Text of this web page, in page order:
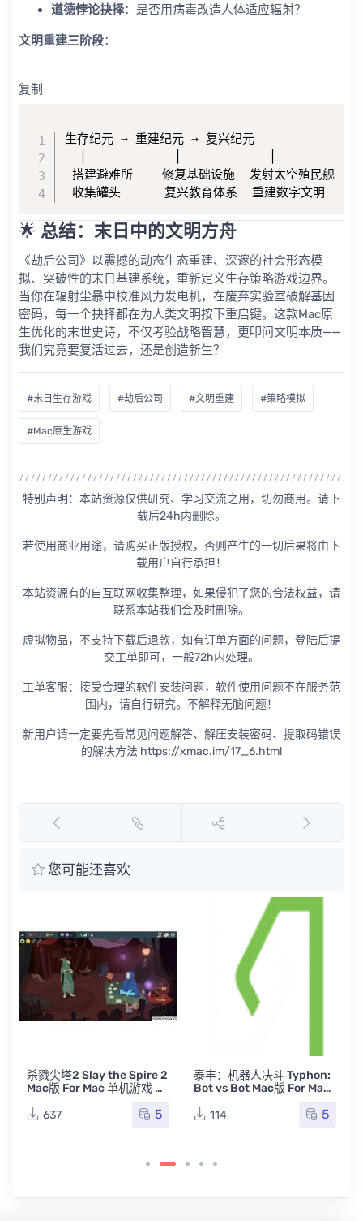
道德悖论抉择​：是否用病毒改造人体适应辐射？
文明重建三阶段​：
复制
生存纪元 → 重建纪元 → 复兴纪元
搭建避难所    修复基础设施  发射太空殖民舰
收集罐头      复兴教育体系  重建数字文明
🌟 ​ 总结：末日中的文明方舟
《劫后公司》以震撼的动态生态重建、深邃的社会形态模
拟、突破性的末日基建系统，重新定义生存策略游戏边界。
当你在辐射尘暴中校准风力发电机，在废弃实验室破解基因
密码，每一个抉择都在为人类文明按下重启键。这款Mac原
生优化的末世史诗，不仅考验战略智慧，更叩问文明本质——
我们究竟要复活过去，还是创造新生？
#末日生存游戏 #劫后公司 #文明重建 #策略模拟
#Mac原生游戏
特别声明：本站资源仅供研究、学习交流之用，切勿商用。请下
载后24h内删除。
若使用商业用途，请购买正版授权，否则产生的一切后果将由下
载用户自行承担！
本站资源有的自互联网收集整理，如果侵犯了您的合法权益，请
联系本站我们会及时删除。
虚拟物品，不支持下载后退款，如有订单方面的问题，登陆后提
交工单即可，一般72h内处理。
工单客服：接受合理的软件安装问题，软件使用问题不在服务范
围内，请自行研究。不解释无脑问题！
新用户请一定要先看常见问题解答、解压安装密码、提取码错误
的解决方法 https://xmac.im/17_6.html
您可能还喜欢
杀戮尖塔2 Slay the Spire 2
Mac版 For Mac 单机游戏 M
637
5
泰丰：机器人决斗 Typhon:
Bot vs Bot Mac版 For Mac
114
5